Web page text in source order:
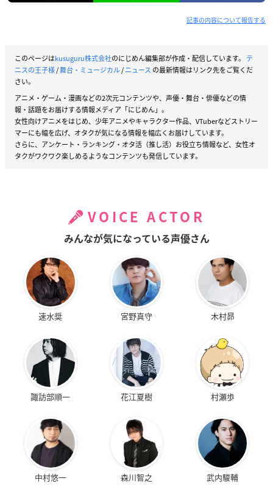
記事の内容について報告する
このページはkusuguru株式会社のにじめん編集部が作成・配信しています。 テ
ニスの王子様/舞台・ミュージカル/ニュース の最新情報はリンク先をご覧くだ
さい。
アニメ・ゲーム・漫画などの2次元コンテンツや、声優・舞台・俳優などの情
報・話題をお届けする情報メディア「にじめん」。
女性向けアニメをはじめ、少年アニメやキャラクター作品、VTuberなどストリー
マーにも幅を広げ、オタクが気になる情報を幅広くお届けしています。
さらに、アンケート・ランキング・オタ活（推し活）お役立ち情報など、女性オ
タクがワクワク楽しめるようなコンテンツも発信しています。
VOICE ACTOR
みんなが気になっている声優さん
速水奨 宮野真守 木村昴
諏訪部順一 花江夏樹 村瀬歩
中村悠一 森川智之 武内駿輔